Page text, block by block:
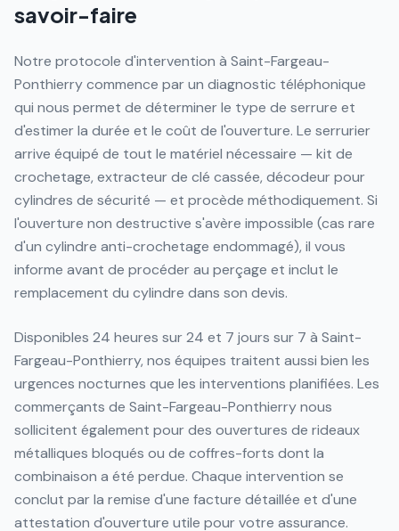
savoir-faire
Notre protocole d'intervention à Saint-Fargeau-
Ponthierry commence par un diagnostic téléphonique
qui nous permet de déterminer le type de serrure et
d'estimer la durée et le coût de l'ouverture. Le serrurier
arrive équipé de tout le matériel nécessaire — kit de
crochetage, extracteur de clé cassée, décodeur pour
cylindres de sécurité — et procède méthodiquement. Si
l'ouverture non destructive s'avère impossible (cas rare
d'un cylindre anti-crochetage endommagé), il vous
informe avant de procéder au perçage et inclut le
remplacement du cylindre dans son devis.
Disponibles 24 heures sur 24 et 7 jours sur 7 à Saint-
Fargeau-Ponthierry, nos équipes traitent aussi bien les
urgences nocturnes que les interventions planifiées. Les
commerçants de Saint-Fargeau-Ponthierry nous
sollicitent également pour des ouvertures de rideaux
métalliques bloqués ou de coffres-forts dont la
combinaison a été perdue. Chaque intervention se
conclut par la remise d'une facture détaillée et d'une
attestation d'ouverture utile pour votre assurance.